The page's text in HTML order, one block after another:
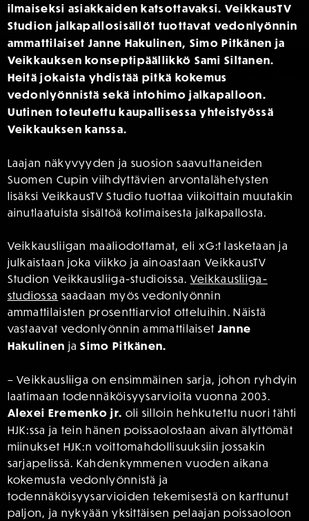
ilmaiseksi asiakkaiden katsottavaksi. VeikkausTV
Studion jalkapallosisällöt tuottavat vedonlyönnin
ammattilaiset Janne Hakulinen, Simo Pitkänen ja
Veikkauksen konseptipäällikkö Sami Siltanen.
Heitä jokaista yhdistää pitkä kokemus
vedonlyönnistä sekä intohimo jalkapalloon.
Uutinen toteutettu kaupallisessa yhteistyössä
Veikkauksen kanssa.
Laajan näkyvyyden ja suosion saavuttaneiden
Suomen Cupin viihdyttävien arvontalähetysten
lisäksi VeikkausTV Studio tuottaa viikoittain muutakin
ainutlaatuista sisältöä kotimaisesta jalkapallosta.
Veikkausliigan maaliodottamat, eli xG:t lasketaan ja
julkaistaan joka viikko ja ainoastaan VeikkausTV
Studion Veikkausliiga-studioissa. Veikkausliiga-
studiossa saadaan myös vedonlyönnin
ammattilaisten prosenttiarviot otteluihin. Näistä
vastaavat vedonlyönnin ammattilaiset Janne
Hakulinen jaSimo Pitkänen.
– Veikkausliiga on ensimmäinen sarja, johon ryhdyin
laatimaan todennäköisyysarvioita vuonna 2003.
Alexei Eremenko jr. oli silloin hehkutettu nuori tähti
HJK:ssa ja tein hänen poissaolostaan aivan älyttömät
miinukset HJK:n voittomahdollisuuksiin jossakin
sarjapelissä. Kahdenkymmenen vuoden aikana
kokemusta vedonlyönnistä ja
todennäköisyysarvioiden tekemisestä on karttunut
paljon, ja nykyään yksittäisen pelaajan poissaoloon